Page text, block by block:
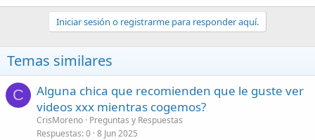
Iniciar sesión o registrarme para responder aquí.
Temas similares
C
Alguna chica que recomienden que le guste ver
videos xxx mientras cogemos?
CrisMoreno Preguntas y Respuestas
Respuestas 0 8 Jun 2025